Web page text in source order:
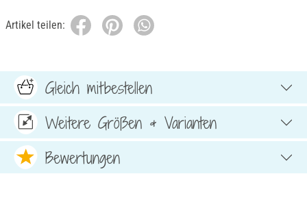
Artikel teilen:
Gleich mitbestellen
Weitere Größen & Varianten
Bewertungen